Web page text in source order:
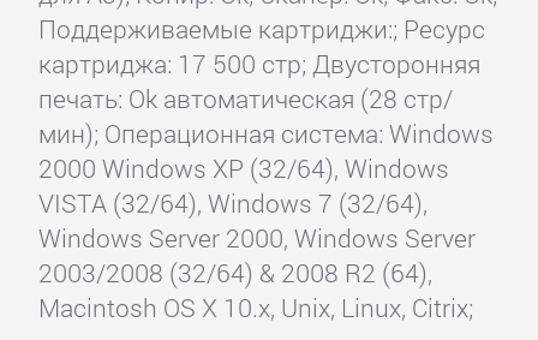
Поддерживаемые картриджи:; Ресурс
картриджа: 17 500 стр; Двусторонняя
печать: Ok автоматическая (28 стр/
мин); Операционная система: Windows
2000 Windows XP (32/64), Windows
VISTA (32/64), Windows 7 (32/64),
Windows Server 2000, Windows Server
2003/2008 (32/64) & 2008 R2 (64),
Macintosh OS X 10.x, Unix, Linux, Citrix;